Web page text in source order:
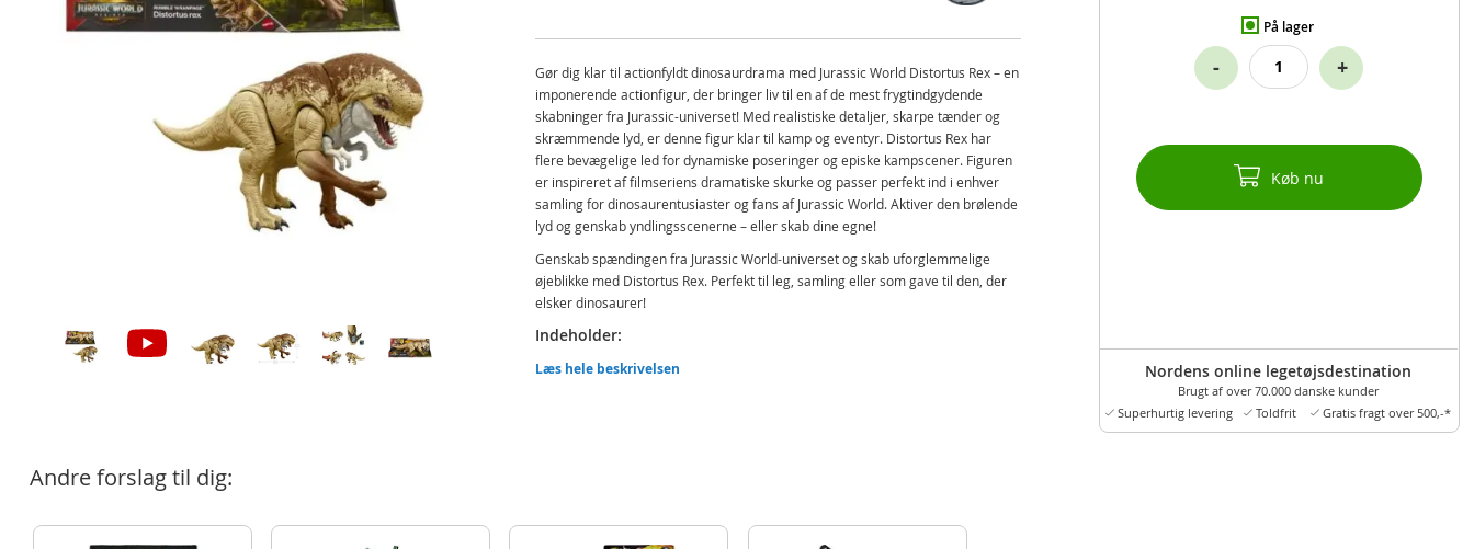
På lager
- +
Køb nu
Nordens online legetøjsdestination
Brugt af over 70.000 danske kunder
Superhurtig levering
Toldfrit Gratis fragt over 500,-*
Gør dig klar til actionfyldt dinosaurdrama med Jurassic World Distortus Rex – en
imponerende actionfigur, der bringer liv til en af de mest frygtindgydende
skabninger fra Jurassic-universet! Med realistiske detaljer, skarpe tænder og
skræmmende lyd, er denne figur klar til kamp og eventyr. Distortus Rex har
flere bevægelige led for dynamiske poseringer og episke kampscener. Figuren
er inspireret af filmseriens dramatiske skurke og passer perfekt ind i enhver
samling for dinosaurentusiaster og fans af Jurassic World. Aktiver den brølende
lyd og genskab yndlingsscenerne – eller skab dine egne!
Genskab spændingen fra Jurassic World-universet og skab uforglemmelige
øjeblikke med Distortus Rex. Perfekt til leg, samling eller som gave til den, der
elsker dinosaurer!
Indeholder:
Distortus Rex actionfigur
Produktdetaljer
Læs hele beskrivelsen
Andre forslag til dig: